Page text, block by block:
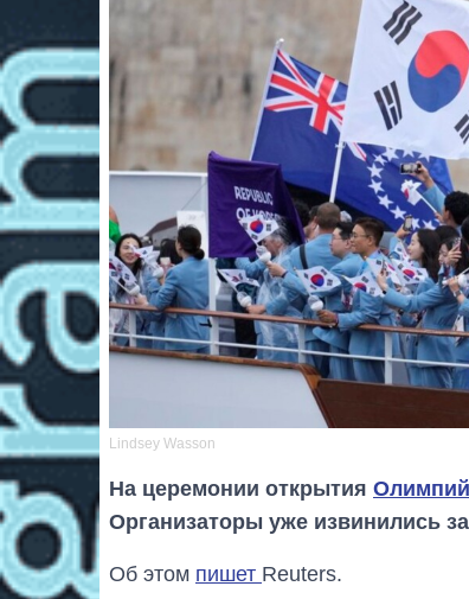
Lindsey Wasson
На церемонии открытия
Организаторы уже извинились
Об этом пишет Reuters.